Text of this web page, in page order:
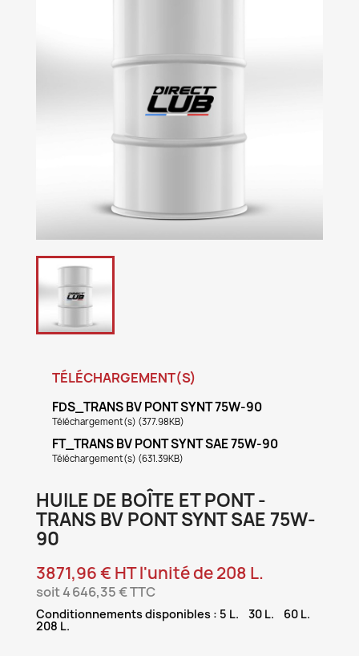
TÉLÉCHARGEMENT(S)
FDS_TRANS BV PONT SYNT 75W-90
Téléchargement(s) (377.98KB)
FT_TRANS BV PONT SYNT SAE 75W-90
Téléchargement(s) (631.39KB)
HUILE DE BOÎTE ET PONT -
TRANS BV PONT SYNT SAE 75W-
90
3871,96 € HT l'unité de 208 L.
soit 4 646,35 € TTC
Conditionnements disponibles : 5 L. 30 L. 60 L.
208 L.